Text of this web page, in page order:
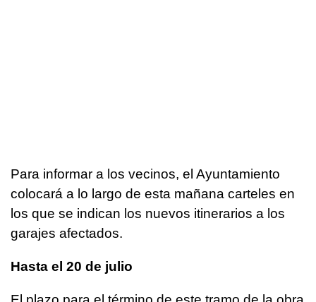
Para informar a los vecinos, el Ayuntamiento
colocará a lo largo de esta mañana carteles en
los que se indican los nuevos itinerarios a los
garajes afectados.
Hasta el 20 de julio